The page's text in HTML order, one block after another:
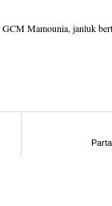
GCM Mamounia, janluk